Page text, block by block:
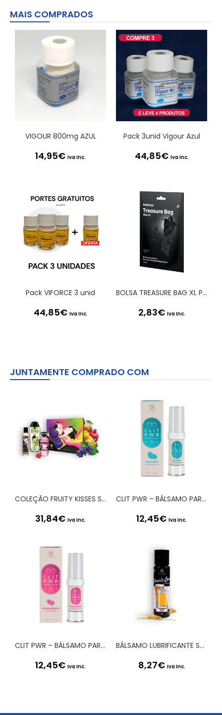
MAIS COMPRADOS
VIGOUR 800mg AZUL
14,95€ Iva Inc.
Pack 3unid Vigour Azul
44,85€ Iva Inc.
Pack VIFORCE 3 unid
44,85€ Iva Inc.
BOLSA TREASURE BAG XL PRETA SATISFYER
2,83€ Iva Inc.
JUNTAMENTE COMPRADO COM
COLEÇÃO FRUITY KISSES SHUNGA
31,84€ Iva Inc.
CLIT PWR – BÁLSAMO PARA O CLÍTORIS DE COCO 15ML SECRET PLAY
12,45€ Iva Inc.
CLIT PWR – BÁLSAMO PARA CLÍTORIS DE MORANGO 15ML SECRET PLAY
12,45€ Iva Inc.
BÁLSAMO LUBRIFICANTE SABOR CERVEJA DRUNK IN LOVE SECRET PLAY 60ML
8,27€ Iva Inc.